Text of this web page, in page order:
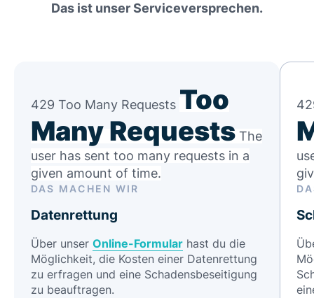
Das ist unser Serviceversprechen.
429 Too Many Requests Too
Many Requests The
user has sent too many requests in a
given amount of time.
DAS MACHEN WIR
Datenrettung
Über unser Online-Formular hast du die
Möglichkeit, die Kosten einer Datenrettung
zu erfragen und eine Schadensbeseitigung
zu beauftragen.